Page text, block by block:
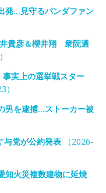
発…見守るパンダファン
貴彦＆櫻井翔 衆院選
実上の選挙戦スター
男を逮捕…ストーカー被
与党が公約発表（2026-
知火災複数建物に延焼